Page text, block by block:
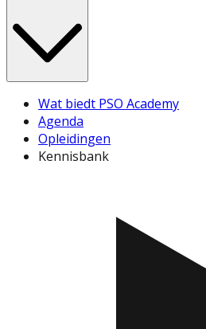
Wat biedt PSO Academy
Agenda
Opleidingen
Kennisbank